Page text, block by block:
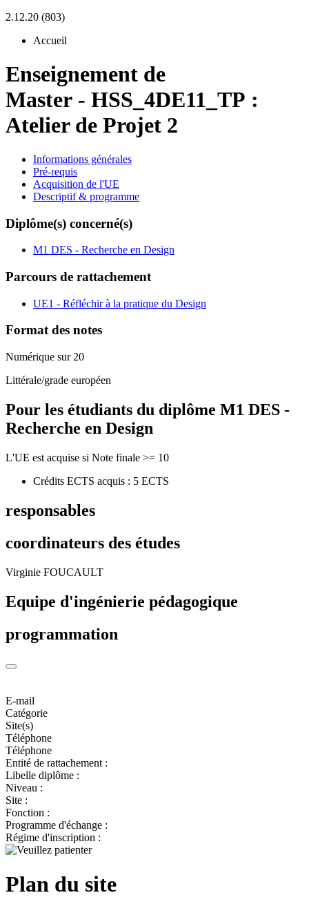
2.12.20 (803)
Accueil
Enseignement de
Master - HSS_4DE11_TP :
Atelier de Projet 2
Informations générales
Pré-requis
Acquisition de l'UE
Descriptif & programme
Diplôme(s) concerné(s)
M1 DES - Recherche en Design
Parcours de rattachement
UE1 - Réfléchir à la pratique du Design
Format des notes
Numérique sur 20
Littérale/grade européen
Pour les étudiants du diplôme M1 DES -
Recherche en Design
L'UE est acquise si Note finale >= 10
Crédits ECTS acquis : 5 ECTS
responsables
coordinateurs des études
Virginie FOUCAULT
Equipe d'ingénierie pédagogique
programmation
E-mail
Catégorie
Site(s)
Téléphone
Téléphone
Entité de rattachement :
Libelle diplôme :
Niveau :
Site :
Fonction :
Programme d'échange :
Régime d'inscription :
Plan du site